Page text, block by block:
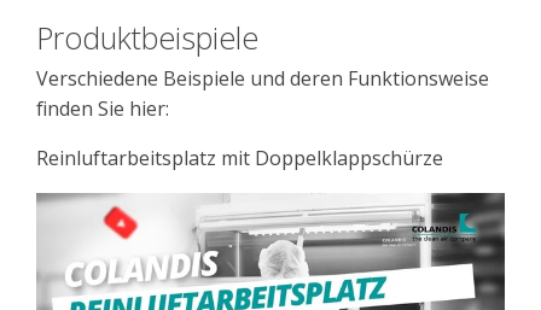
Produktbeispiele
Verschiedene Beispiele und deren Funktionsweise
finden Sie hier:
Reinluftarbeitsplatz mit Doppelklappschürze